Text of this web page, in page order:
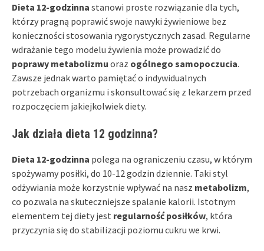
Dieta 12-godzinna stanowi proste rozwiązanie dla tych,
którzy pragną poprawić swoje nawyki żywieniowe bez
konieczności stosowania rygorystycznych zasad. Regularne
wdrażanie tego modelu żywienia może prowadzić do
poprawy metabolizmu oraz ogólnego samopoczucia.
Zawsze jednak warto pamiętać o indywidualnych
potrzebach organizmu i skonsultować się z lekarzem przed
rozpoczęciem jakiejkolwiek diety.
Jak działa dieta 12 godzinna?
Dieta 12-godzinna polega na ograniczeniu czasu, w którym
spożywamy posiłki, do 10-12 godzin dziennie. Taki styl
odżywiania może korzystnie wpływać na nasz metabolizm,
co pozwala na skuteczniejsze spalanie kalorii. Istotnym
elementem tej diety jest regularność posiłków, która
przyczynia się do stabilizacji poziomu cukru we krwi.